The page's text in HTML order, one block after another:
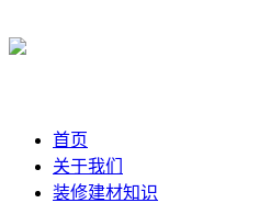
首页
关于我们
装修建材知识